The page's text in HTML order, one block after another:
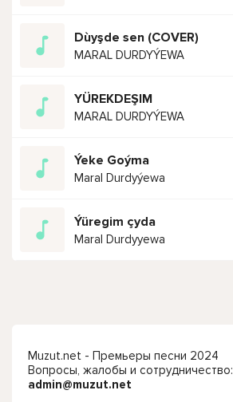
Dùyşde sen (COVER)
MARAL DURDYÝEWA
YÜREKDEŞIM
MARAL DURDYÝEWA
Ýeke Goýma
Maral Durdyýewa
Ýüregim çyda
Maral Durdyyewa
Muzut.net - Премьеры песни 2024
Вопросы, жалобы и сотрудничество:
admin@muzut.net